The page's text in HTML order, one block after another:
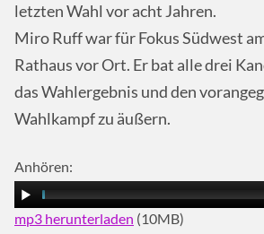
letzten Wahl vor acht Jahren.
Miro Ruff war für Fokus Südwest
Rathaus vor Ort. Er bat alle drei
das Wahlergebnis und den
Wahlkampf zu äußern.
Anhören:
mp3 herunterladen (10MB)